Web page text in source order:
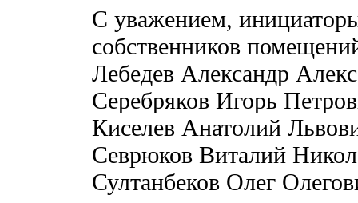
С уважением,
собственников
Лебедев Александр
Серебряков Игорь
Киселев Анатолий
Севрюков Виталий
Султанбеков Олег